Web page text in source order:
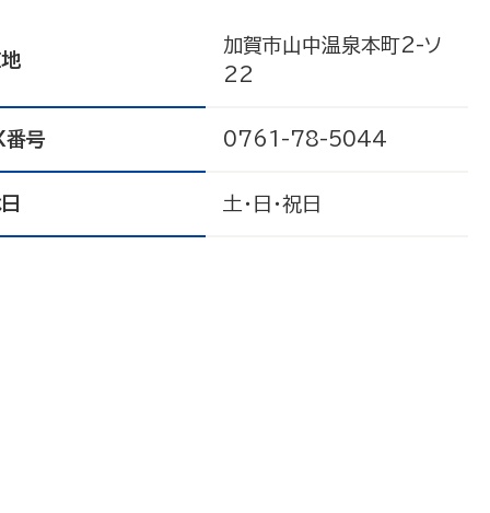
加賀市山中温泉本町2-ソ
22
号 0761-78-5044
土・日・祝日